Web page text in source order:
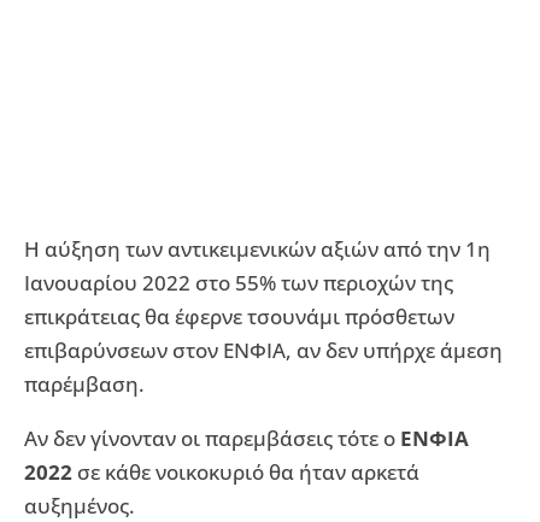
Η αύξηση των αντικειμενικών αξιών από την 1η
Ιανουαρίου 2022 στο 55% των περιοχών της
επικράτειας θα έφερνε τσουνάμι πρόσθετων
επιβαρύνσεων στον ΕΝΦΙΑ, αν δεν υπήρχε άμεση
παρέμβαση.
Αν δεν γίνονταν οι παρεμβάσεις τότε ο ΕΝΦΙΑ
2022 σε κάθε νοικοκυριό θα ήταν αρκετά
αυξημένος.